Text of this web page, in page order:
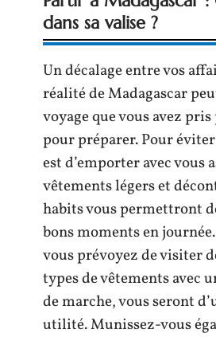
dans sa valise ?
Un décalage entre vos
réalité de Madagascar
voyage que vous avez
pour préparer. Pour
est d’emporter avec vous
vêtements légers et
habits vous permettront
bons moments en
vous prévoyez de visiter
types de vêtements avec
de marche, vous seront
utilité. Munissez-vous